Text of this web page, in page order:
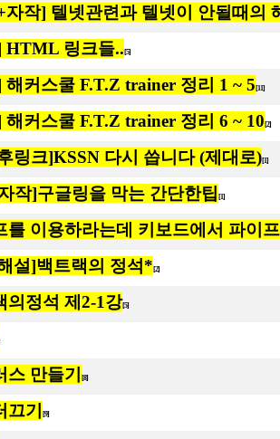
자작] 텔넷관련과 텔넷이 안될때의
HTML 링크들.. [5]
해커스쿨 F.T.Z trainer 정리 1 ~ 5 [11]
해커스쿨 F.T.Z trainer 정리 6 ~ 10 [2]
링크]KSSN 다시 씁니다 (제대로)[1]
작]구글링을 막는 간단한팁 [1]
를 이용하라는데 키보드에서 파이
설]백트랙의 정석* [2]
의정석 제2-1강[5]
스 만들기 [8]
끄기 [9]